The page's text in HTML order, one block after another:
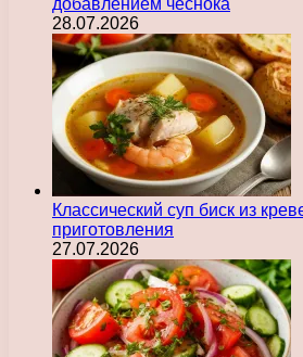
добавлением чеснока
28.07.2026
Классический суп биск из
приготовления
27.07.2026